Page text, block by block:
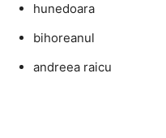
hunedoara
bihoreanul
andreea raicu